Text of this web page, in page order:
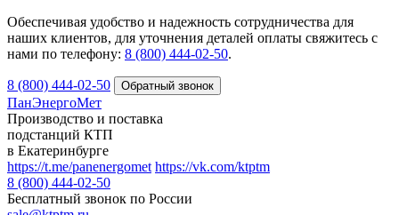
Обеспечивая удобство и надежность сотрудничества для
наших клиентов, для уточнения деталей оплаты свяжитесь с
нами по телефону: 8 (800) 444-02-50.
8 (800) 444-02-50
ПанЭнергоМет
Производство и поставка
подстанций КТП
в Екатеринбурге
https://t.me/panenergomet https://vk.com/ktptm
8 (800) 444-02-50
Бесплатный звонок по России